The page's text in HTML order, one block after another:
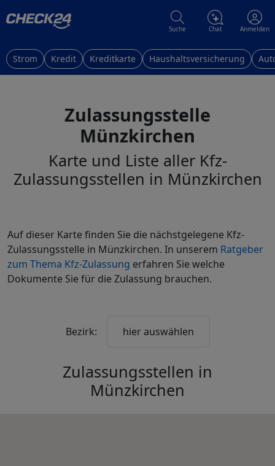
Suche Chat Anmelden
Strom Kredit Kreditkarte Haushaltsversicherung
Zulassungsstelle
Münzkirchen
Karte und Liste aller Kfz-
Zulassungsstellen in Münzkirchen
Auf dieser Karte finden Sie die nächstgelegene Kfz-
Zulassungsstelle in Münzkirchen. In unserem Ratgeber
zum Thema Kfz-Zulassung erfahren Sie welche
Dokumente Sie für die Zulassung brauchen.
Bezirk: hier auswählen
Zulassungsstellen in
Münzkirchen